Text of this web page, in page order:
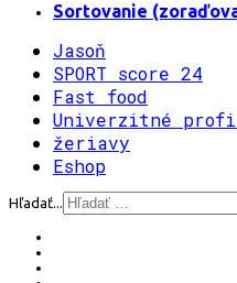
Sortovanie
Jasoň
SPORT score 24
Fast food
Univerzitné
žeriavy
Eshop
Hľadať...